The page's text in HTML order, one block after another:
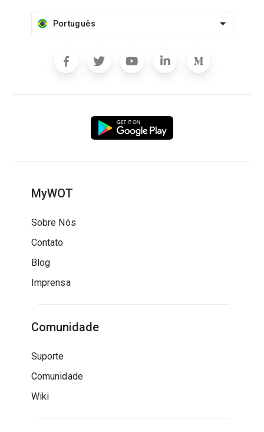
Português
MyWOT
Sobre Nós
Contato
Blog
Imprensa
Comunidade
Suporte
Comunidade
Wiki